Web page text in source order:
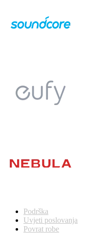
Podrška
Uvjeti poslovanja
Povrat robe